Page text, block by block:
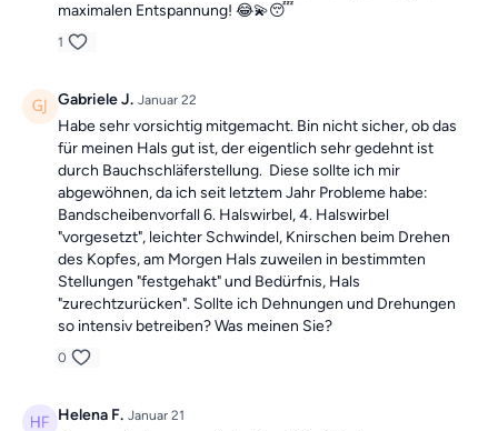
maximalen Entspannung! 😂💫😴
1
Gabriele J. Januar 22
Habe sehr vorsichtig mitgemacht. Bin nicht sicher, ob das
für meinen Hals gut ist, der eigentlich sehr gedehnt ist
durch Bauchschläferstellung. Diese sollte ich mir
abgewöhnen, da ich seit letztem Jahr Probleme habe:
Bandscheibenvorfall 6. Halswirbel, 4. Halswirbel
"vorgesetzt", leichter Schwindel, Knirschen beim Drehen
des Kopfes, am Morgen Hals zuweilen in bestimmten
Stellungen "festgehakt" und Bedürfnis, Hals
"zurechtzurücken". Sollte ich Dehnungen und Drehungen
so intensiv betreiben? Was meinen Sie?
0
Helena F. Januar 21